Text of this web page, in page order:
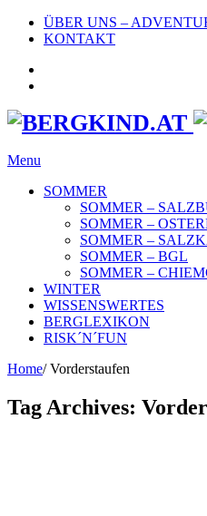
ÜBER UNS –
KONTAKT
Menu
SOMMER
SOMMER –
SOMMER –
SOMMER –
SOMMER – BGL
SOMMER –
WINTER
WISSENSWERTES
BERGLEXIKON
RISK´N´FUN
Home/ Vorderstaufen
Tag Archives: